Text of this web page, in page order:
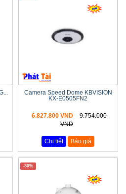
Camera Speed Dome KBVISION
KX-E0505FN2
6.827.800 VND
9.754.000
VND
Chi tiết Báo giá
-30%